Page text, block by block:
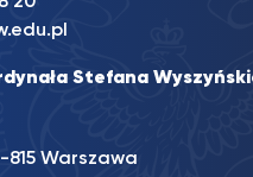
Stefana
815 Warszawa